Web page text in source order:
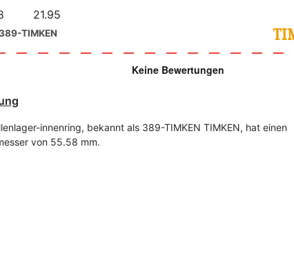
21.95
TIMKEN
innenring, bekannt als 389-TIMKEN TIMKEN, hat einen
von 55.58 mm.